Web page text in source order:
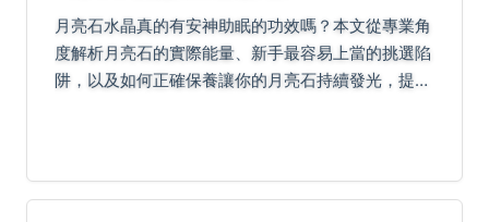
月亮石水晶真的有安神助眠的功效嗎？本文從專業角
度解析月亮石的實際能量、新手最容易上當的挑選陷
阱，以及如何正確保養讓你的月亮石持續發光，提供